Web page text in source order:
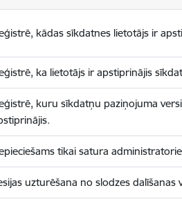
kādas sīkdatnes lietotājs ir
ka lietotājs ir apstiprinājis
kuru sīkdatņu paziņojuma
tikai satura
uzturēšana no slodzes dalīšanas